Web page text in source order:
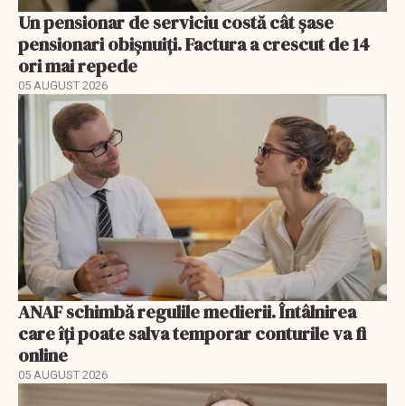
Un pensionar de serviciu costă cât șase
pensionari obișnuiți. Factura a crescut de 14
ori mai repede
05 AUGUST 2026
ANAF schimbă regulile medierii. Întâlnirea
care îți poate salva temporar conturile va fi
online
05 AUGUST 2026